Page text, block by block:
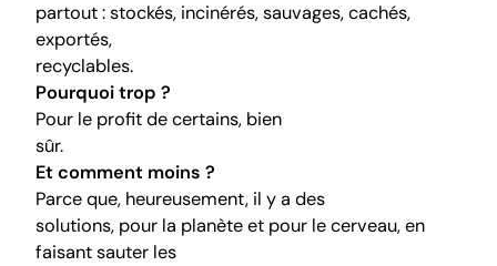
partout : stockés, incinérés, sauvages, cachés,
exportés,
recyclables.
Pourquoi trop ?
Pour le profit de certains, bien
sûr.
Et comment moins ?
Parce que, heureusement, il y a des
solutions, pour la planète et pour le cerveau, en
faisant sauter les